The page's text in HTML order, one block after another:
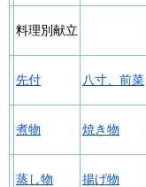
料理別献立
先付 八寸、前菜
煮物 焼き物
蒸し物 揚げ物